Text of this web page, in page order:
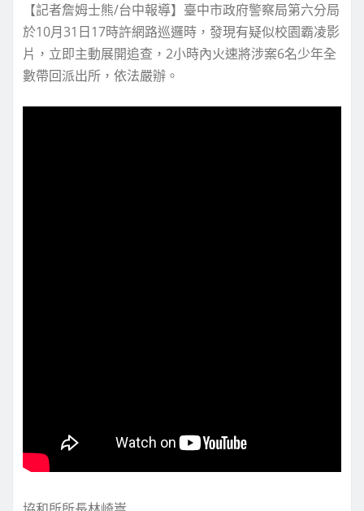
【記者詹姆士熊/台中報導】臺中市政府警察局第六分局
於10月31日17時許網路巡邏時，發現有疑似校園霸凌影
片，立即主動展開追查，2小時內火速將涉案6名少年全
數帶回派出所，依法嚴辦。